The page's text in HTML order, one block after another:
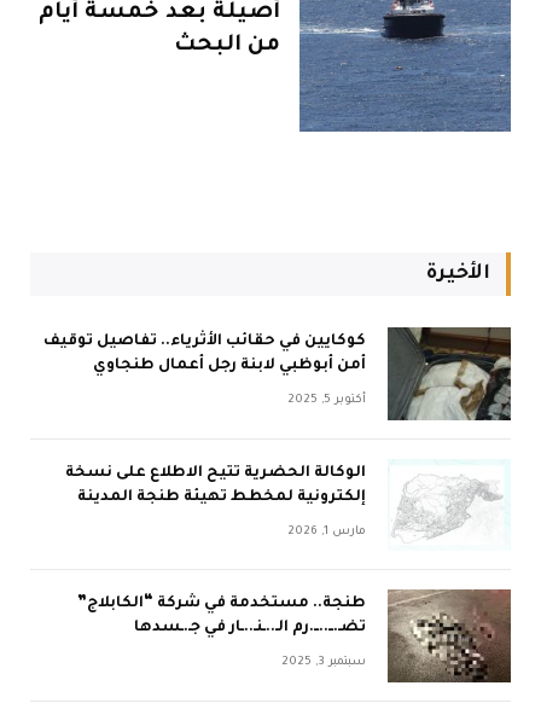
أصيلة بعد خمسة أيام
من البحث
الأخيرة
كوكايين في حقائب الأثرياء.. تفاصيل توقيف
أمن أبوظبي لابنة رجل أعمال طنجاوي
أكتوبر 5, 2025
الوكالة الحضرية تتيح الاطلاع على نسخة
إلكترونية لمخطط تهيئة طنجة المدينة
مارس 1, 2026
طنجة.. مستخدمة في شركة “الكابلاج”
تضـ.ــ..ــ.رم الـ..ـنـ..ـار في جـ.ـسدها
سبتمبر 3, 2025